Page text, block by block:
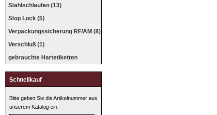
Stahlschlaufen (13)
Stop Lock (5)
Verpackungssicherung RF/AM (8)
Verschluß (1)
gebrauchte Hartetiketten
Schnellkauf
Bitte geben Sie die Artikelnummer aus
unserem Katalog ein.